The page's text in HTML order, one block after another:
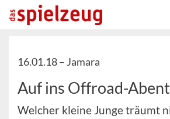
16.01.18 – Jamara
Auf ins Offroad-
Welcher kleine Junge träumt